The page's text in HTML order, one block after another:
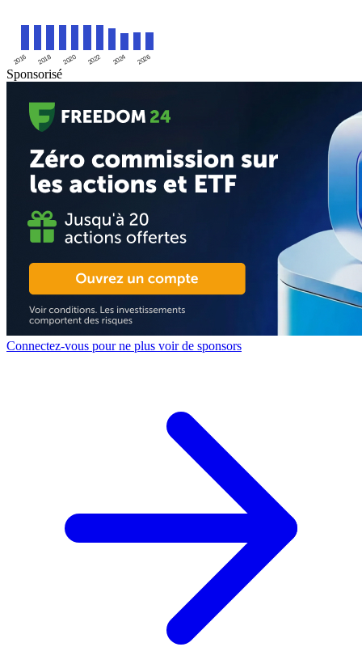
2016 2018 2020 2022 2024 2026
Sponsorisé
Connectez-vous pour ne plus voir de sponsors